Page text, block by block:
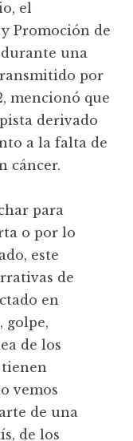
el
Promoción de
una
por
mencionó que
derivado
a la falta de
cáncer.
para
o por lo
este
de
en
golpe,
de los
vemos
de una
de los